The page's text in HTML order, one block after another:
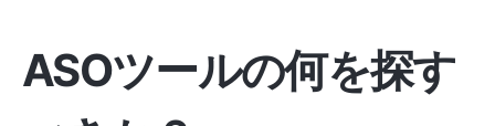
ASOツールの何を探す